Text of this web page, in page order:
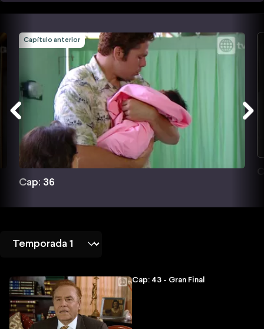
Capítulo anterior
Cap: 36
Cap: 43 - Gran Final